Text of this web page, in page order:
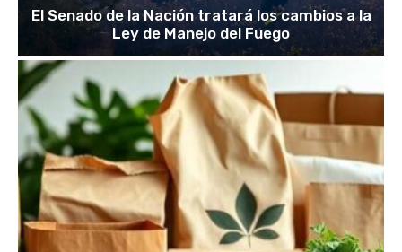
El Senado de la Nación tratará los cambios a la
Ley de Manejo del Fuego